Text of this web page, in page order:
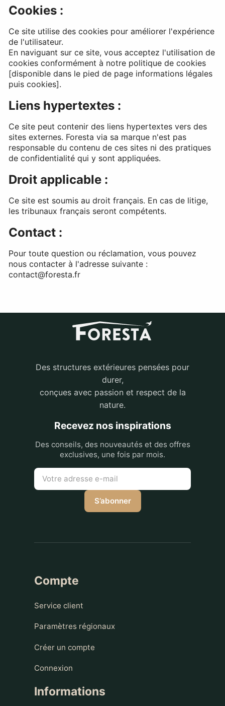
Cookies :
Ce site utilise des cookies pour améliorer l'expérience
de l'utilisateur.
En naviguant sur ce site, vous acceptez l'utilisation de
cookies conformément à notre politique de cookies
[disponible dans le pied de page informations légales
puis cookies].
Liens hypertextes :
Ce site peut contenir des liens hypertextes vers des
sites externes. Foresta via sa marque n'est pas
responsable du contenu de ces sites ni des pratiques
de confidentialité qui y sont appliquées.
Droit applicable :
Ce site est soumis au droit français. En cas de litige,
les tribunaux français seront compétents.
Contact :
Pour toute question ou réclamation, vous pouvez
nous contacter à l'adresse suivante :
contact@foresta.fr
Des structures extérieures pensées pour
durer,
conçues avec passion et respect de la
nature.
Recevez nos inspirations
Des conseils, des nouveautés et des offres
exclusives, une fois par mois.
S’abonner
Compte
Service client
Paramètres régionaux
Créer un compte
Connexion
Informations